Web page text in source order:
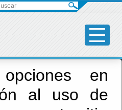
en
al uso de